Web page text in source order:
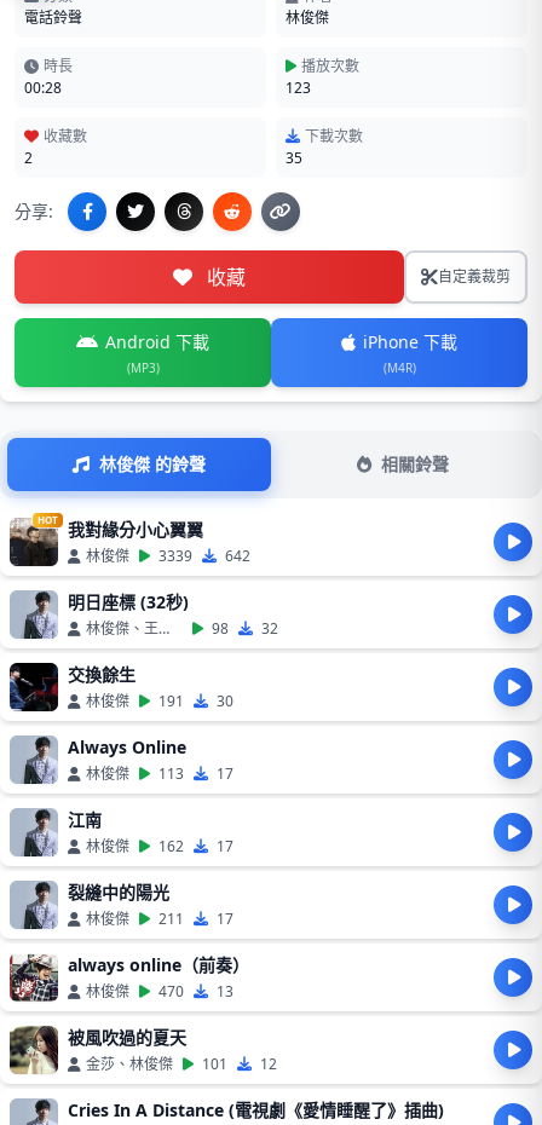
電話鈴聲
林俊傑
時長
00:28
播放次數
123
收藏數
2
下載次數
35
分享:
收藏 自定義裁剪
Android 下載
(MP3)
iPhone 下載
(M4R)
林俊傑 的鈴聲 相關鈴聲
HOT 我對緣分小心翼翼
林俊傑 3339 642
明日座標 (32秒)
林俊傑、王者榮耀 98 32
交換餘生
林俊傑 191 30
Always Online
林俊傑 113 17
江南
林俊傑 162 17
裂縫中的陽光
林俊傑 211 17
always online（前奏）
林俊傑 470 13
被風吹過的夏天
金莎、林俊傑 101 12
Cries In A Distance (電視劇《愛情睡醒了》插曲)